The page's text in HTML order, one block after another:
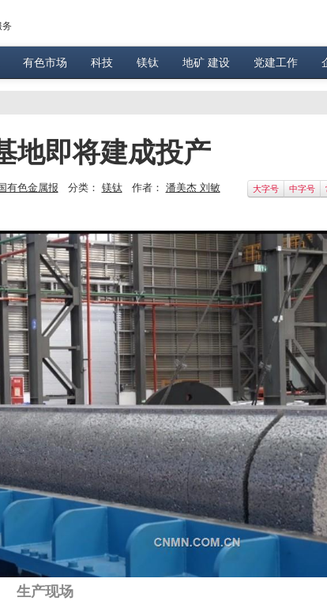
务
有色市场 科技 镁钛 地矿 建设 党建工作
地即将建成投产
有色金属报 分类： 镁钛作者： 潘美杰 刘敏 大字号 中字号
生产现场